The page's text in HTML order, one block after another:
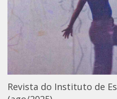
Catálogo on-line
Exposições Passadas
Aquisição de Acervo
Exposições
Guia do IEB
Revista do Instituto de